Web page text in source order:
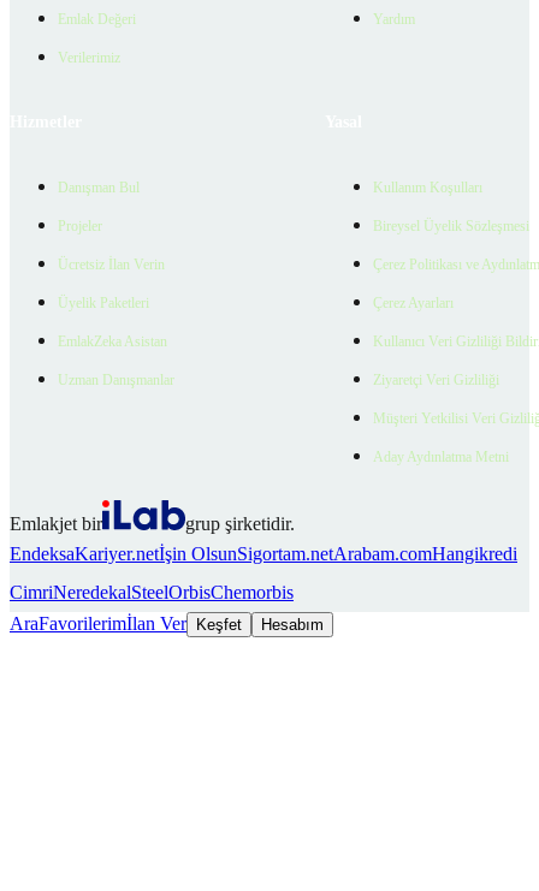
Emlak Değeri
Verilerimiz
Yardım
Danışman Bul
Projeler
Ücretsiz İlan Verin
Üyelik Paketleri
EmlakZeka Asistan
Uzman Danışmanlar
Kullanım Koşulları
Bireysel Üyelik Sözleşmesi
Çerez Politikası ve
Çerez Ayarları
Kullanıcı Veri Gizliliği
Ziyaretçi Veri Gizliliği
Müşteri Yetkilisi Veri
Aday Aydınlatma Metni
Emlakjet bir
grup şirketidir.
EndeksaKariyer.netİşin OlsunSigortam.netArabam.comHangikredi
CimriNeredekalSteelOrbisChemorbis
AraFavorilerimİlan Ver Keşfet Hesabım